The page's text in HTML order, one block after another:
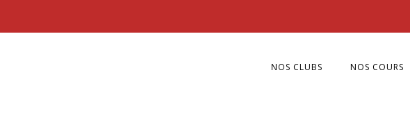
NOS CLUBS NOS COURS